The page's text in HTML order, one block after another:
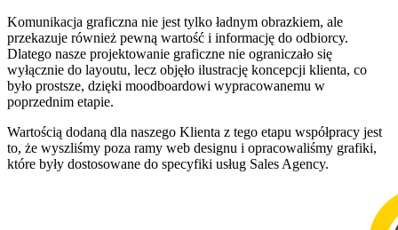
Komunikacja graficzna nie jest tylko ładnym obrazkiem, ale
przekazuje również pewną wartość i informację do odbiorcy.
Dlatego nasze projektowanie graficzne nie ograniczało się
wyłącznie do layoutu, lecz objęło ilustrację koncepcji klienta, co
było prostsze, dzięki moodboardowi wypracowanemu w
poprzednim etapie.
Wartością dodaną dla naszego Klienta z tego etapu współpracy jest
to, że wyszliśmy poza ramy web designu i opracowaliśmy grafiki,
które były dostosowane do specyfiki usług Sales Agency.